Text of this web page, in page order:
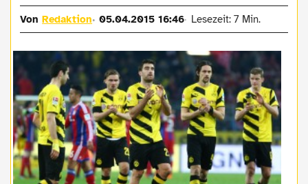
VonRedaktion 05.04.2015 16:46 Lesezeit: 7 Min.